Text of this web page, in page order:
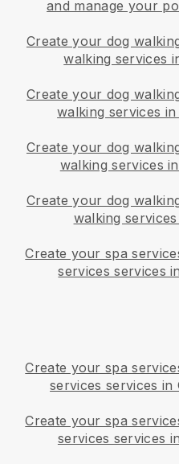
and manage your
Create your dog
walking services
Create your dog
walking services
Create your dog
walking services
Create your dog
walking
Create your spa
services services
Create your spa
services services in
Create your spa
services services